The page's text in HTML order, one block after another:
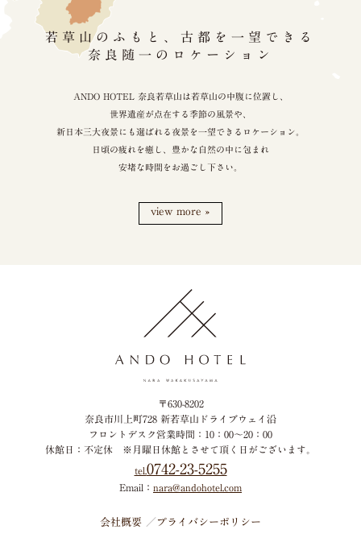
若草山のふもと、古都を一望できる
奈良随一のロケーション
ANDO HOTEL 奈良若草山は若草山の中腹に位置し、
世界遺産が点在する季節の風景や、
新日本三大夜景にも選ばれる夜景を一望できるロケーション。
日頃の疲れを癒し、豊かな自然の中に包まれ
安堵な時間をお過ごし下さい。
view more »
〒630-8202
奈良市川上町728 新若草山ドライブウェイ沿
フロントデスク営業時間：10：00～20：00
休館日：不定休 ※月曜日休館とさせて頂く日がございます。
tel. 0742-23-5255
Email： nara@andohotel.com
会社概要 プライバシーポリシー